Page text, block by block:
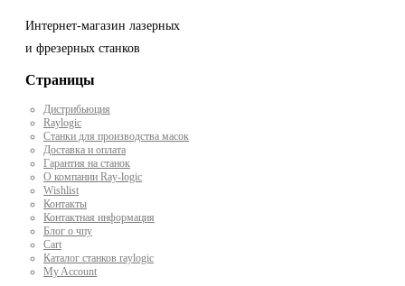
Интернет-магазин лазерных
и фрезерных станков
Страницы
Дистрибьюция
Raylogic
Станки для производства масок
Доставка и оплата
Гарантия на станок
О компании Ray-logic
Wishlist
Контакты
Контактная информация
Блог о чпу
Cart
Каталог станков raylogic
My Account